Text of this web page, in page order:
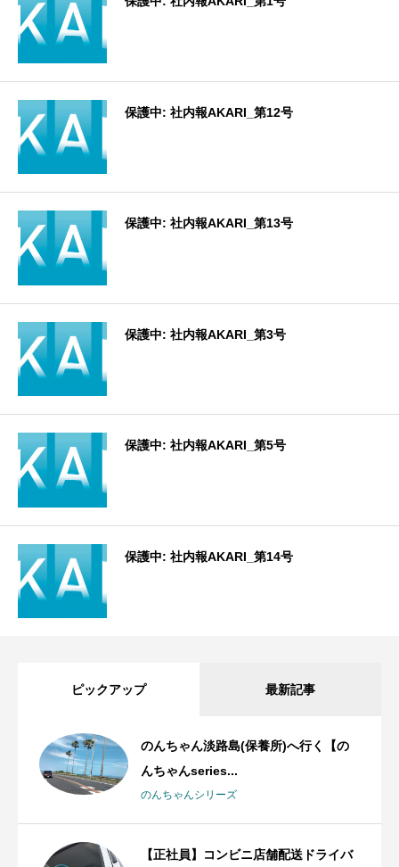
保護中: 社内報AKARI_第12号
保護中: 社内報AKARI_第13号
保護中: 社内報AKARI_第3号
保護中: 社内報AKARI_第5号
保護中: 社内報AKARI_第14号
ピックアップ 最新記事
のんちゃん淡路島(保養所)へ行く【の
んちゃんseries...
のんちゃんシリーズ
【正社員】コンビニ店舗配送ドライバ